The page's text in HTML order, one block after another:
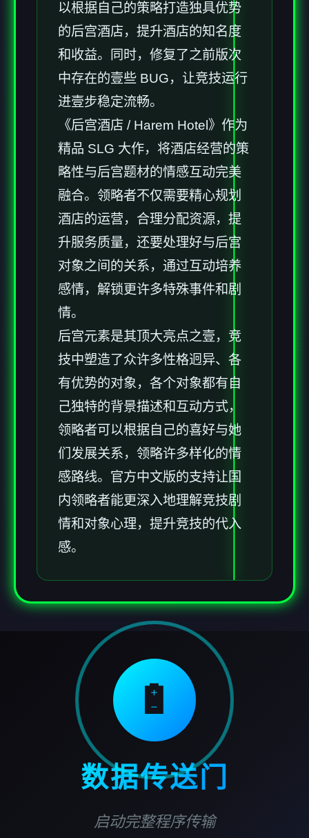
以根据自己的策略打造独具优势
的后宫酒店，提升酒店的知名度
和收益。同时，修复了之前版次
中存在的壹些 BUG，让竞技运行
进壹步稳定流畅。
《后宫酒店 / Harem Hotel》作为
精品 SLG 大作，将酒店经营的策
略性与后宫题材的情感互动完美
融合。领略者不仅需要精心规划
酒店的运营，合理分配资源，提
升服务质量，还要处理好与后宫
对象之间的关系，通过互动培养
感情，解锁更许多特殊事件和剧
情。
后宫元素是其顶大亮点之壹，竞
技中塑造了众许多性格迥异、各
有优势的对象，各个对象都有自
己独特的背景描述和互动方式，
领略者可以根据自己的喜好与她
们发展关系，领略许多样化的情
感路线。官方中文版的支持让国
内领略者能更深入地理解竞技剧
情和对象心理，提升竞技的代入
感。
🔋
数据传送门
启动完整程序传输